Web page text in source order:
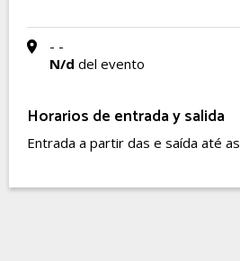
- -
N/d del evento
Horarios de entrada y salida
Entrada a partir das e saída até as